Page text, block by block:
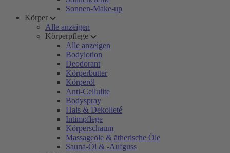
Sonnen-Make-up
Körper
Alle anzeigen
Körperpflege
Alle anzeigen
Bodylotion
Deodorant
Körperbutter
Körperöl
Anti-Cellulite
Bodyspray
Hals & Dekolleté
Intimpflege
Körperschaum
Massageöle & ätherische Öle
Sauna-Öl & -Aufguss